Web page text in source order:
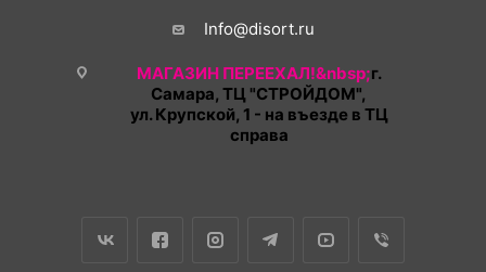
Info@disort.ru
МАГАЗИН ПЕРЕЕХАЛ!&nbsp;г.
Самара, ТЦ "СТРОЙДОМ",
ул. Крупской, 1 - на въезде в ТЦ
справа